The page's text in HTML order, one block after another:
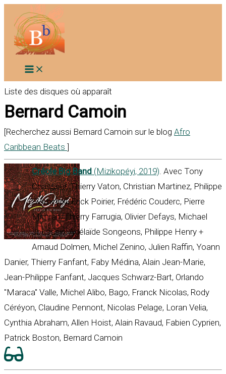
contenu
Liste des disques où apparaît
Bernard Camoin
[Recherchez aussi Bernard Camoin sur le blog Afro
Caribbean Beats ]
Créole Big Band (Mizikopéyi, 2019). Avec Tony
Chasseur, Thierry Vaton, Christian Martinez, Philippe
Slominski, Erick Poirier, Frédéric Couderc, Pierre
Mimran, Thierry Farrugia, Olivier Defays, Michael
Joussein, Adélaïde Songeons, Philippe Henry +
Arnaud Dolmen, Michel Zenino, Julien Raffin, Yoann
Danier, Thierry Fanfant, Faby Médina, Alain Jean-Marie,
Jean-Philippe Fanfant, Jacques Schwarz-Bart, Orlando
"Maraca" Valle, Michel Alibo, Bago, Franck Nicolas, Rody
Céréyon, Claudine Pennont, Nicolas Pelage, Loran Velia,
Cynthia Abraham, Allen Hoist, Alain Ravaud, Fabien Cyprien,
Patrick Boston, Bernard Camoin